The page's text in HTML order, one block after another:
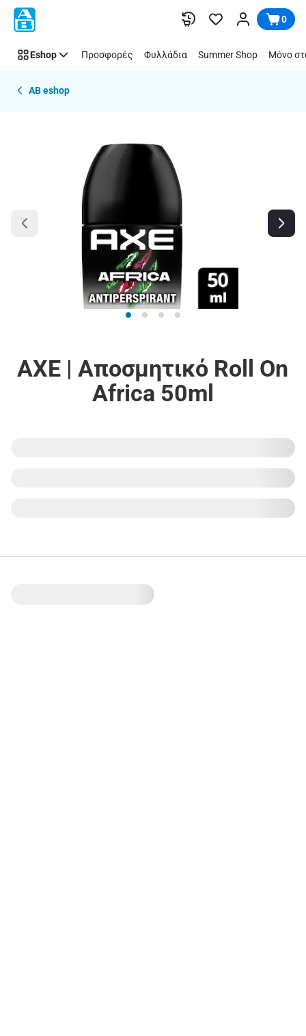
Παράλειψη 0
Eshop Προσφορές Φυλλάδια Summer Shop Μόνο
AB eshop
AXE | Αποσμητικό Roll On
Africa 50ml